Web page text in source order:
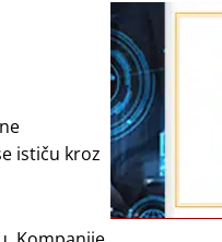
ističu kroz